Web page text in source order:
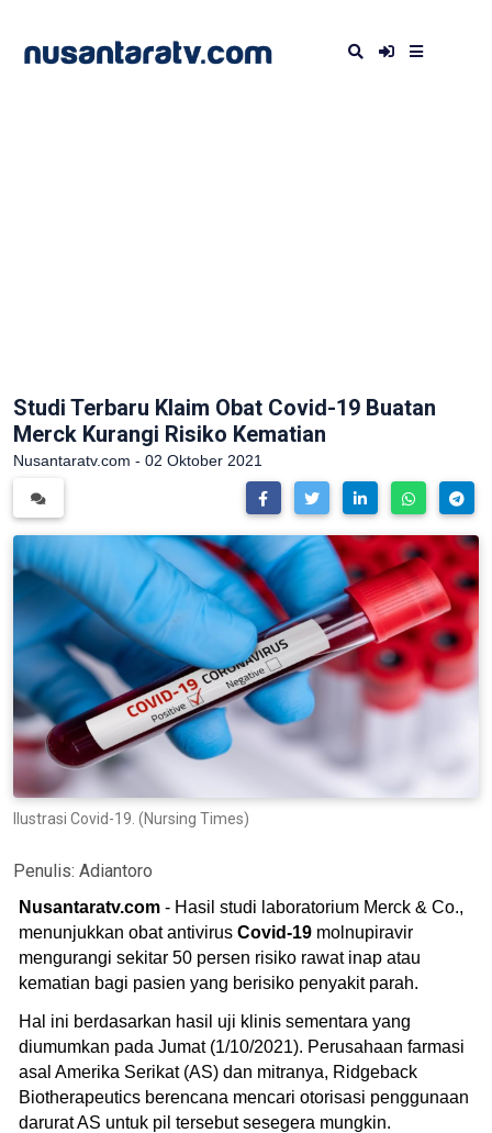
Studi Terbaru Klaim Obat Covid-19 Buatan
Merck Kurangi Risiko Kematian
Nusantaratv.com - 02 Oktober 2021
Ilustrasi Covid-19. (Nursing Times)
Penulis: Adiantoro
Nusantaratv.com - Hasil studi laboratorium Merck & Co.,
menunjukkan obat antivirus Covid-19 molnupiravir
mengurangi sekitar 50 persen risiko rawat inap atau
kematian bagi pasien yang berisiko penyakit parah.
Hal ini berdasarkan hasil uji klinis sementara yang
diumumkan pada Jumat (1/10/2021). Perusahaan farmasi
asal Amerika Serikat (AS) dan mitranya, Ridgeback
Biotherapeutics berencana mencari otorisasi penggunaan
darurat AS untuk pil tersebut sesegera mungkin.